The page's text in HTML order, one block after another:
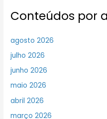
Conteúdos por
agosto 2026
julho 2026
junho 2026
maio 2026
abril 2026
março 2026